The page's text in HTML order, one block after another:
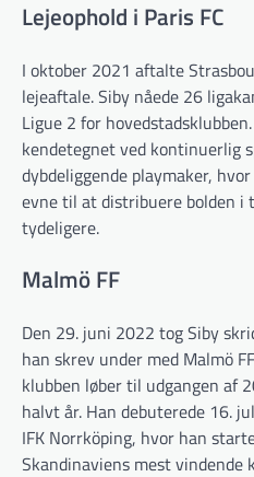
Lejeophold i Paris FC
I oktober 2021 aftalte
lejeaftale. Siby nåede 26
Ligue 2 for
kendetegnet ved kontinuerlig
dybdeliggende playmaker,
evne til at distribuere bolden i
tydeligere.
Malmö FF
Den 29. juni 2022 tog Siby
han skrev under med Malmö
klubben løber til udgangen af
halvt år. Han debuterede 16.
IFK Norrköping, hvor han
Skandinaviens mest vindende